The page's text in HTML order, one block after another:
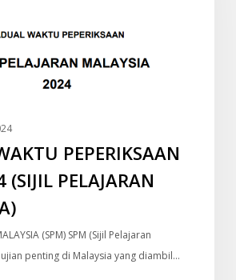
PEPERIKSAAN
(SIJIL PELAJARAN
(SPM) SPM (Sijil Pelajaran
penting di Malaysia yang diambil…